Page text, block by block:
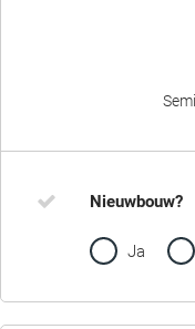
Nieuwbouw?
Ja